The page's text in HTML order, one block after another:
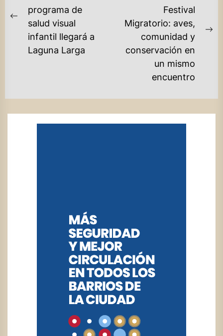
ENTRADAS
Previous
post:
programa de
salud visual
infantil llegará a
Laguna Larga
Festival
Migratorio: aves,
comunidad y
conservación en
un mismo
encuentro